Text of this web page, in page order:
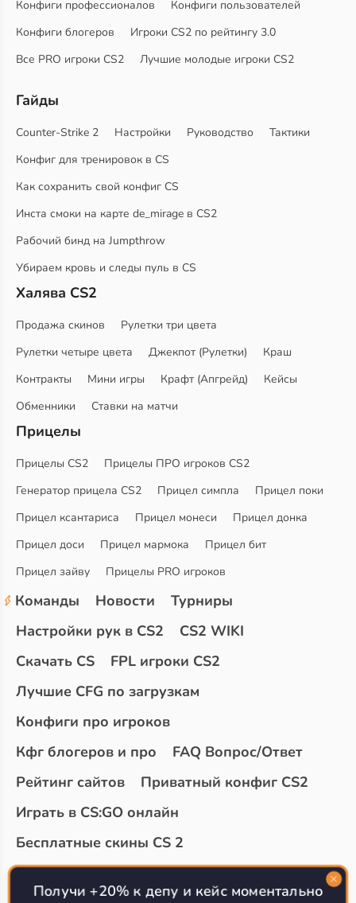
Конфиги профессионалов
Конфиги пользователей
Конфиги блогеров
Игроки CS2 по рейтингу 3.0
Все PRO игроки CS2
Лучшие молодые игроки CS2
Гайды
Counter-Strike 2 Настройки Руководство
Тактики
Конфиг для тренировок в CS
Как сохранить свой конфиг CS
Инста смоки на карте de_mirage в CS2
Рабочий бинд на Jumpthrow
Убираем кровь и следы пуль в CS
Халява CS2
Продажа скинов
Рулетки три цвета
Рулетки четыре цвета
Джекпот (Рулетки)
Краш
Контракты
Мини игры Крафт (Апгрейд)
Кейсы
Обменники
Ставки на матчи
Прицелы
Прицелы CS2
Прицелы ПРО игроков CS2
Генератор прицела CS2
Прицел симпла
Прицел поки
Прицел ксантариса
Прицел монеси
Прицел донка
Прицел доси
Прицел мармока
Прицел бит
Прицел зайву
Прицелы PRO игроков
Команды Новости
Турниры
Настройки рук в CS2
CS2 WIKI
Скачать CS
FPL игроки CS2
Лучшие CFG по загрузкам
Конфиги про игроков
Кфг блогеров и про
FAQ Вопрос/Ответ
Рейтинг сайтов
Приватный конфиг CS2
Играть в CS:GO онлайн
Бесплатные скины CS 2
Топ сайтов с халявой КС 2
О проекте
Получи +20% к депу и кейс моментально